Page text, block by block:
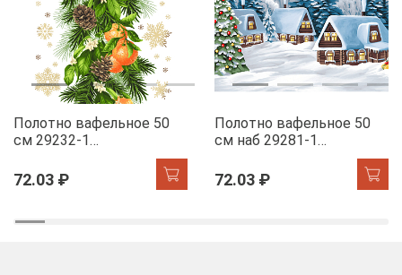
Полотно вафельное 50
см 29232-1
Мандариновый коктель
72.03 ₽
Полотно вафельное 50
см наб 29281-1
72.03 ₽